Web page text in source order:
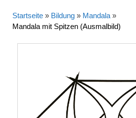
Startseite » Bildung » Mandala »
Mandala mit Spitzen (Ausmalbild)